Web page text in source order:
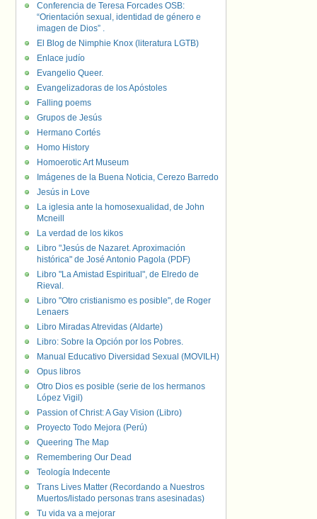
Conferencia de Teresa Forcades OSB:
“Orientación sexual, identidad de género e
imagen de Dios” .
El Blog de Nimphie Knox (literatura LGTB)
Enlace judío
Evangelio Queer.
Evangelizadoras de los Apóstoles
Falling poems
Grupos de Jesús
Hermano Cortés
Homo History
Homoerotic Art Museum
Imágenes de la Buena Noticia, Cerezo Barredo
Jesús in Love
La iglesia ante la homosexualidad, de John
Mcneill
La verdad de los kikos
Libro "Jesús de Nazaret. Aproximación
histórica" de José Antonio Pagola (PDF)
Libro "La Amistad Espiritual", de Elredo de
Rieval.
Libro "Otro cristianismo es posible", de Roger
Lenaers
Libro Miradas Atrevidas (Aldarte)
Libro: Sobre la Opción por los Pobres.
Manual Educativo Diversidad Sexual (MOVILH)
Opus libros
Otro Dios es posible (serie de los hermanos
López Vigil)
Passion of Christ: A Gay Vision (Libro)
Proyecto Todo Mejora (Perú)
Queering The Map
Remembering Our Dead
Teología Indecente
Trans Lives Matter (Recordando a Nuestros
Muertos/listado personas trans asesinadas)
Tu vida va a mejorar